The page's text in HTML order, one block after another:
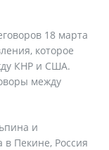
18 марта
которое
КНР и США.
между
и
Пекине, Россия